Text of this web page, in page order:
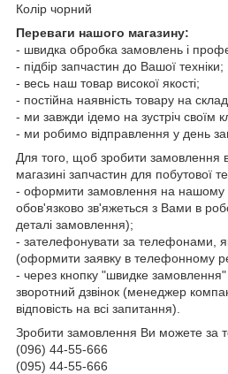
Колір чорний
Переваги нашого магазину:
- швидка обробка замовлень і
- підбір запчастин до Вашої техніки;
- весь наш товар високої якості;
- постійна наявність товару на
- ми завжди ідемо на зустріч своїм
- ми робимо відправлення у день
Для того, щоб зробити замовлення
магазині запчастин для побутової
- оформити замовлення на нашому
обов'язково зв'яжеться з Вами в
деталі замовлення);
- зателефонувати за телефонами,
(оформити заявку в телефонному
- через кнопку "швидке
зворотний дзвінок (менеджер
відповість на всі запитання).
Зробити замовлення Ви можете за
(096) 44-55-666
(095) 44-55-666